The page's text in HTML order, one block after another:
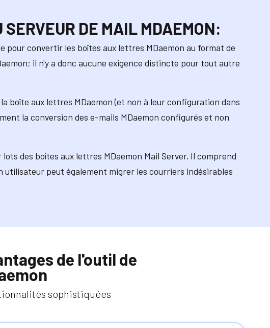
DE MAIL MDAEMON:
convertir les boîtes aux lettres MDaemon au format de
il n'y a donc aucune exigence distincte pour tout autre
boîte aux lettres MDaemon (et non à leur configuration dans
la conversion des e-mails MDaemon configurés et non
des boîtes aux lettres MDaemon Mail Server. Il comprend
peut également migrer les courriers indésirables
de l'outil de
sophistiquées